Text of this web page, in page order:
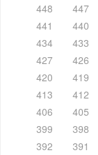
448
447
441
440
434
433
427
426
420
419
413
412
406
405
399
398
392
391